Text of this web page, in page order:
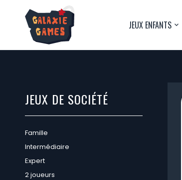
JEUX ENFANTS
JEUX DE SOCIÉTÉ
Famille
Intermédiaire
Expert
2 joueurs